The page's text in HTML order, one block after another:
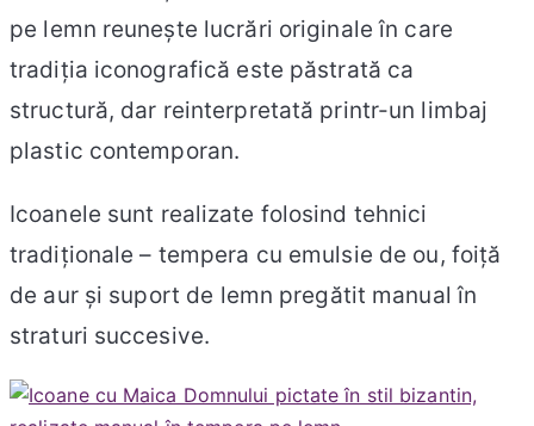
pe lemn reunește lucrări originale în care
tradiția iconografică este păstrată ca
structură, dar reinterpretată printr-un limbaj
plastic contemporan.
Icoanele sunt realizate folosind tehnici
tradiționale – tempera cu emulsie de ou, foiță
de aur și suport de lemn pregătit manual în
straturi succesive.